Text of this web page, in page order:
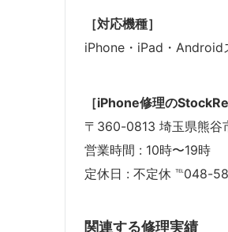
［対応機種］
iPhone・iPad・
［iPhone修理の
〒360-0813 埼玉県熊谷
営業時間 : 10時〜19時
定休日 : 不定休 ℡048-
関連する修理実績